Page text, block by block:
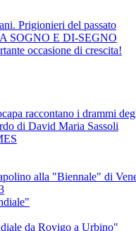
Prigionieri del passato
SOGNO E DI-SEGNO
occasione di crescita!
raccontano i drammi
di David Maria Sassoli
alla "Biennale" di
da Rovigo a Urbino"